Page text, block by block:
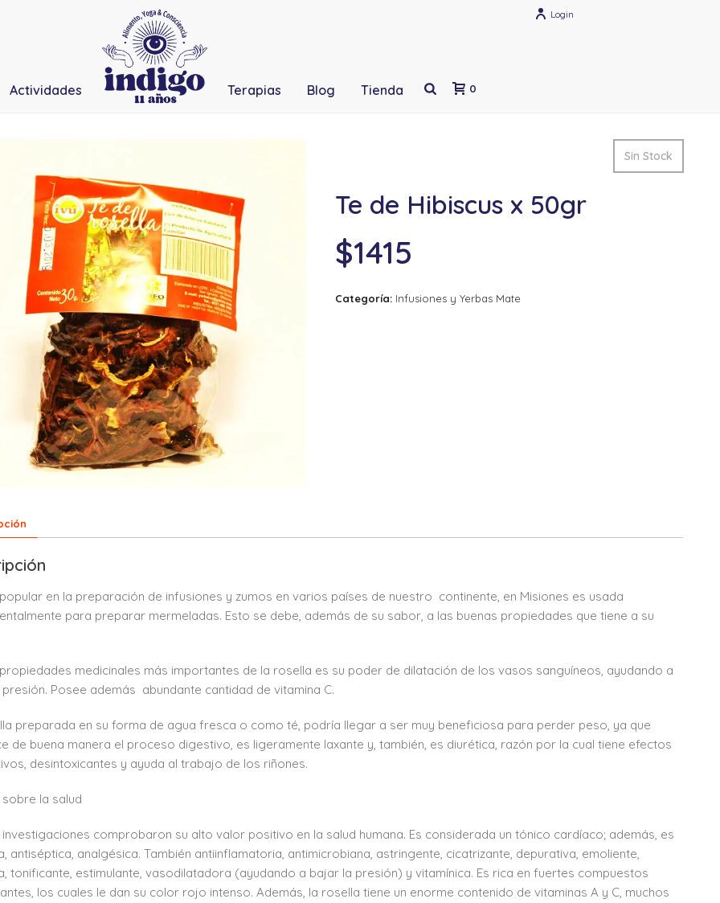
Login
Actividades Terapias Blog Tienda 0
Sin Stock
Te de Hibiscus x 50gr
$1415
Categoría: Infusiones y Yerbas Mate
en la preparación de infusiones y zumos en varios países de nuestro continente, en Misiones es usada
para preparar mermeladas. Esto se debe, además de su sabor, a las buenas propiedades que tiene a su
medicinales más importantes de la rosella es su poder de dilatación de los vasos sanguíneos, ayudando a
Posee además abundante cantidad de vitamina C.
preparada en su forma de agua fresca o como té, podría llegar a ser muy beneficiosa para perder peso, ya que
de buena manera el proceso digestivo, es ligeramente laxante y, también, es diurética, razón por la cual tiene efectos
desintoxicantes y ayuda al trabajo de los riñones.
la salud
investigaciones comprobaron su alto valor positivo en la salud humana. Es considerada un tónico cardíaco; además, es
antiséptica, analgésica. También antiinflamatoria, antimicrobiana, astringente, cicatrizante, depurativa, emoliente,
tonificante, estimulante, vasodilatadora (ayudando a bajar la presión) y vitamínica. Es rica en fuertes compuestos
los cuales le dan su color rojo intenso. Además, la rosella tiene un enorme contenido de vitaminas A y C, muchos